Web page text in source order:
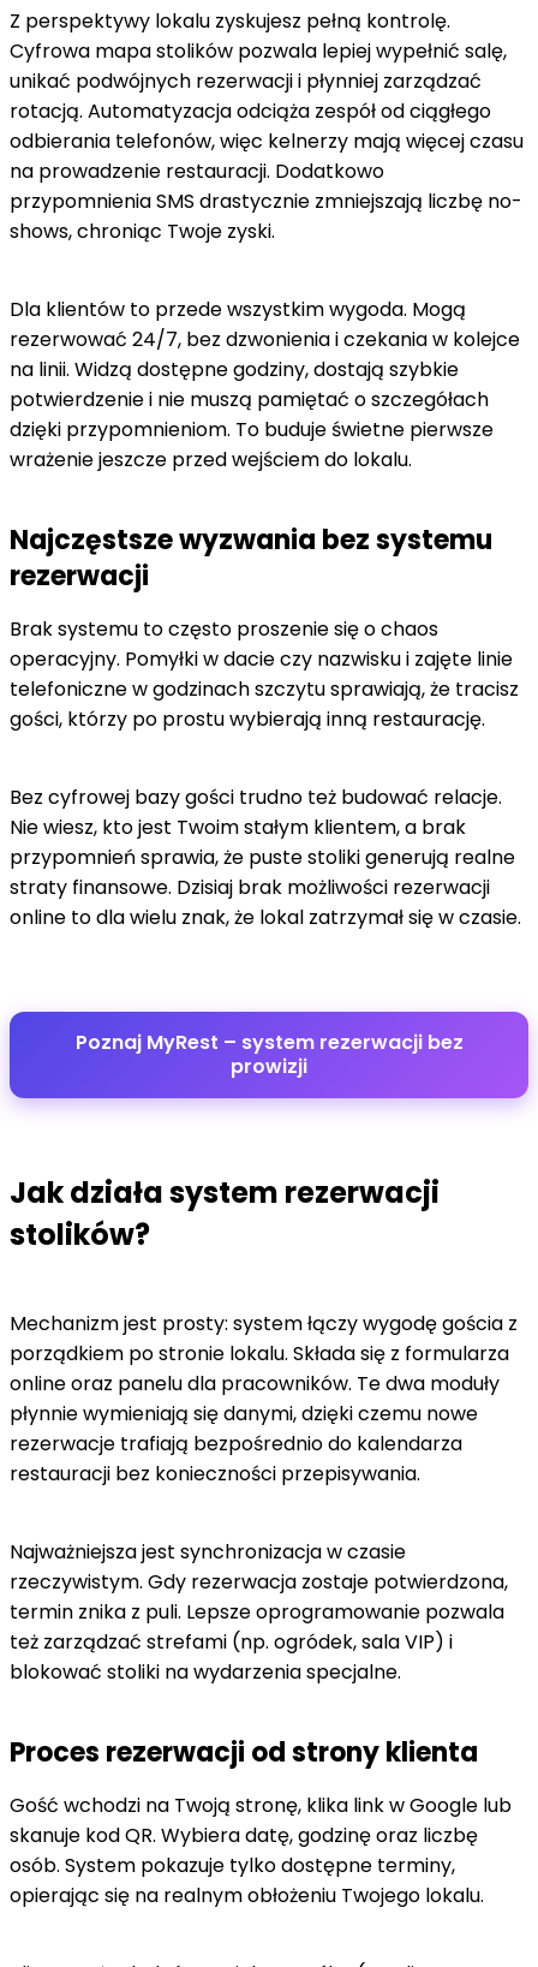
Z perspektywy lokalu zyskujesz pełną kontrolę.
Cyfrowa mapa stolików pozwala lepiej wypełnić salę,
unikać podwójnych rezerwacji i płynniej zarządzać
rotacją. Automatyzacja odciąża zespół od ciągłego
odbierania telefonów, więc kelnerzy mają więcej czasu
na prowadzenie restauracji. Dodatkowo
przypomnienia SMS drastycznie zmniejszają liczbę no-
shows, chroniąc Twoje zyski.
Dla klientów to przede wszystkim wygoda. Mogą
rezerwować 24/7, bez dzwonienia i czekania w kolejce
na linii. Widzą dostępne godziny, dostają szybkie
potwierdzenie i nie muszą pamiętać o szczegółach
dzięki przypomnieniom. To buduje świetne pierwsze
wrażenie jeszcze przed wejściem do lokalu.
Najczęstsze wyzwania bez systemu
rezerwacji
Brak systemu to często proszenie się o chaos
operacyjny. Pomyłki w dacie czy nazwisku i zajęte linie
telefoniczne w godzinach szczytu sprawiają, że tracisz
gości, którzy po prostu wybierają inną restaurację.
Bez cyfrowej bazy gości trudno też budować relacje.
Nie wiesz, kto jest Twoim stałym klientem, a brak
przypomnień sprawia, że puste stoliki generują realne
straty finansowe. Dzisiaj brak możliwości rezerwacji
online to dla wielu znak, że lokal zatrzymał się w czasie.
Poznaj MyRest – system rezerwacji bez
prowizji
Jak działa system rezerwacji
stolików?
Mechanizm jest prosty: system łączy wygodę gościa z
porządkiem po stronie lokalu. Składa się z formularza
online oraz panelu dla pracowników. Te dwa moduły
płynnie wymieniają się danymi, dzięki czemu nowe
rezerwacje trafiają bezpośrednio do kalendarza
restauracji bez konieczności przepisywania.
Najważniejsza jest synchronizacja w czasie
rzeczywistym. Gdy rezerwacja zostaje potwierdzona,
termin znika z puli. Lepsze oprogramowanie pozwala
też zarządzać strefami (np. ogródek, sala VIP) i
blokować stoliki na wydarzenia specjalne.
Proces rezerwacji od strony klienta
Gość wchodzi na Twoją stronę, klika link w Google lub
skanuje kod QR. Wybiera datę, godzinę oraz liczbę
osób. System pokazuje tylko dostępne terminy,
opierając się na realnym obłożeniu Twojego lokalu.